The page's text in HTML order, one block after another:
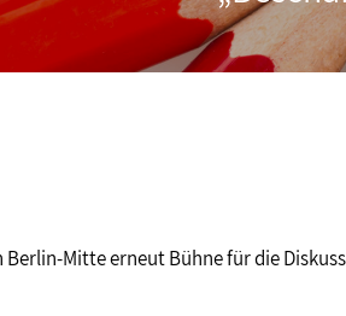
Frauen
Versorgung
Tarifverträge
Bildung
Akademie
Mitte erneut Bühne für die